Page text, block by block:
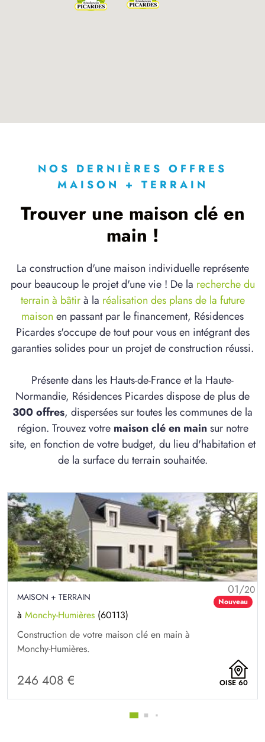
NOS DERNIÈRES OFFRES
MAISON + TERRAIN
Trouver une maison clé en
main !
La construction d'une maison individuelle représente
pour beaucoup le projet d'une vie ! De la recherche du
terrain à bâtirà la réalisation des plans de la future
maison en passant par le financement, Résidences
Picardes s'occupe de tout pour vous en intégrant des
garanties solides pour un projet de construction réussi.
Présente dans les Hauts-de-France et la Haute-
Normandie, Résidences Picardes dispose de plus de
300 offres, dispersées sur toutes les communes de la
région. Trouvez votre maison clé en mainsur notre
site, en fonction de votre budget, du lieu d'habitation et
de la surface du terrain souhaitée.
01/20
Nouveau
MAISON + TERRAIN
à Monchy-Humières (60113)
Construction de votre maison clé en main à
Monchy-Humières.
246 408 € OISE 60